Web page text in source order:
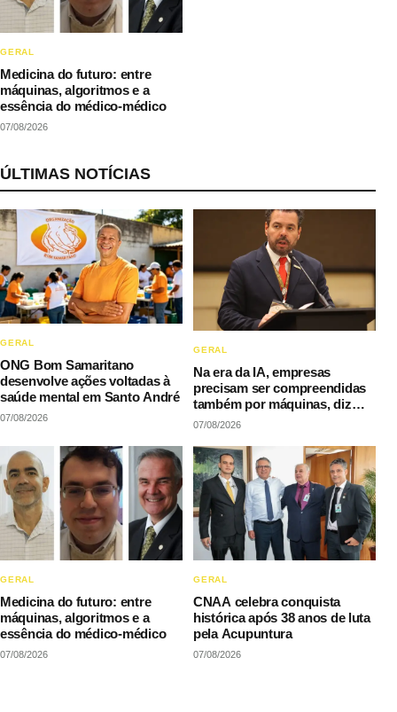
GERAL
Medicina do futuro: entre
máquinas, algoritmos e a
essência do médico-médico
07/08/2026
ÚLTIMAS NOTÍCIAS
GERAL
ONG Bom Samaritano
desenvolve ações voltadas à
saúde mental em Santo André
07/08/2026
GERAL
Na era da IA, empresas
precisam ser compreendidas
também por máquinas, diz
LAQI
07/08/2026
GERAL
Medicina do futuro: entre
máquinas, algoritmos e a
essência do médico-médico
07/08/2026
GERAL
CNAA celebra conquista
histórica após 38 anos de luta
pela Acupuntura
07/08/2026